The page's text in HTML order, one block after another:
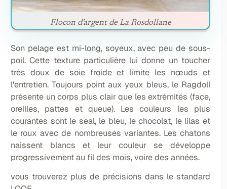
Flocon d'argent de La Rosdollane
Son pelage est mi-long, soyeux, avec peu de sous-
poil. Cette texture particulière lui donne un toucher
très doux de soie froide et limite les nœuds et
l'entretien. Toujours point aux yeux bleus, le Ragdoll
présente un corps plus clair que les extrémités (face,
oreilles, pattes et queue). Les couleurs les plus
courantes sont le seal, le bleu, le chocolat, le lilas et
le roux avec de nombreuses variantes. Les chatons
naissent blancs et leur couleur se développe
progressivement au fil des mois, voire des années.
vous trouverez plus de précisions dans le standard